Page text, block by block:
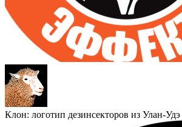
Клон: логотип дезинсекторов из Улан-Удэ